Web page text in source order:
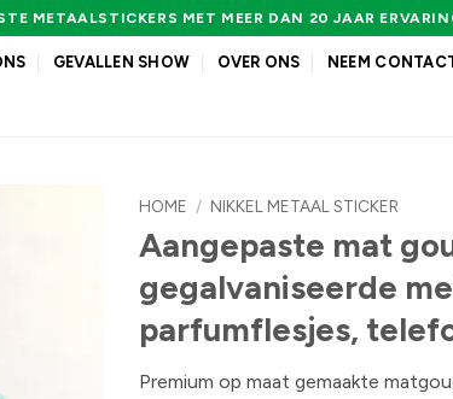
METAALSTICKERS MET MEER DAN 20 JAAR
GEVALLEN SHOW OVER ONS NEEM
HOME / NIKKEL METAAL STICKER
Aangepaste mat
gegalvaniseerde
parfumflesjes,
Premium op maat gemaakte